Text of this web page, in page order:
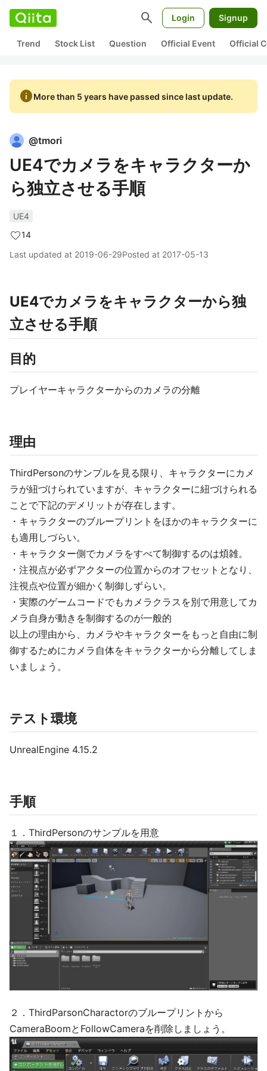
search Login Signup
Trend Stock List Question Official Event Official
infoMore than 5 years have passed since last update.
@tmori
UE4でカメラをキャラクターか
ら独立させる手順
UE4
14
Last updated at 2019-06-29Posted at 2017-05-13
UE4でカメラをキャラクターから独
立させる手順
目的
プレイヤーキャラクターからのカメラの分離
理由
ThirdPersonのサンプルを見る限り、キャラクターにカメ
ラが紐づけられていますが、キャラクターに紐づけられる
ことで下記のデメリットが存在します。
・キャラクターのブループリントをほかのキャラクターに
も適用しづらい。
・キャラクター側でカメラをすべて制御するのは煩雑。
・注視点が必ずアクターの位置からのオフセットとなり、
注視点や位置が細かく制御しずらい。
・実際のゲームコードでもカメラクラスを別で用意してカ
メラ自身が動きを制御するのが一般的
以上の理由から、カメラやキャラクターをもっと自由に制
御するためにカメラ自体をキャラクターから分離してしま
いましょう。
テスト環境
UnrealEngine 4.15.2
手順
１．ThirdPersonのサンプルを用意
２．ThirdParsonCharactorのブループリントから
CameraBoomとFollowCameraを削除しましょう。